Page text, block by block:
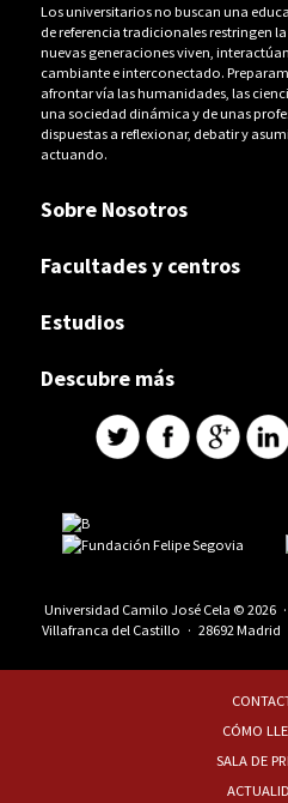
Los universitarios no buscan una
de referencia tradicionales restringen
nuevas generaciones viven,
cambiante e interconectado.
afrontar vía las humanidades, las
una sociedad dinámica y de unas
dispuestas a reflexionar, debatir y
actuando.
Sobre Nosotros
Facultades y centros
Estudios
Descubre más
Universidad Camilo José Cela © 2026
Villafranca del Castillo · 28692 Madrid
CÓMO
SALA DE